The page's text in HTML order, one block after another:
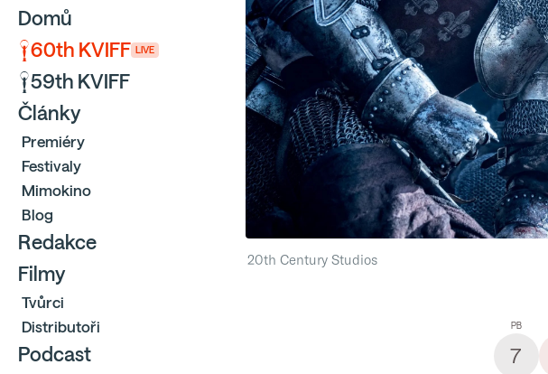
Domů
60th KVIFF LIVE
59th KVIFF
Články
Premiéry
Festivaly
Mimokino
Blog
Redakce
Filmy
Tvůrci
Distributoři
Podcast
20th Century Studios
7